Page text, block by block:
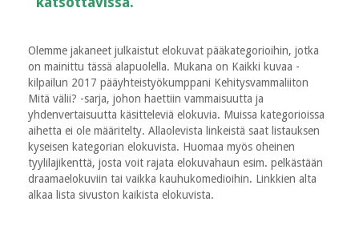
Olemme jakaneet julkaistut elokuvat pääkategorioihin, jotka
on mainittu tässä alapuolella. Mukana on Kaikki kuvaa -
kilpailun 2017 pääyhteistyökumppani Kehitysvammaliiton
Mitä välii? -sarja, johon haettiin vammaisuutta ja
yhdenvertaisuutta käsitteleviä elokuvia. Muissa kategorioissa
aihetta ei ole määritelty. Allaolevista linkeistä saat listauksen
kyseisen kategorian elokuvista. Huomaa myös oheinen
tyylilajikenttä, josta voit rajata elokuvahaun esim. pelkästään
draamaelokuviin tai vaikka kauhukomedioihin. Linkkien alta
alkaa lista sivuston kaikista elokuvista.